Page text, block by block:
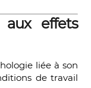
aux effets
liée à son
de travail